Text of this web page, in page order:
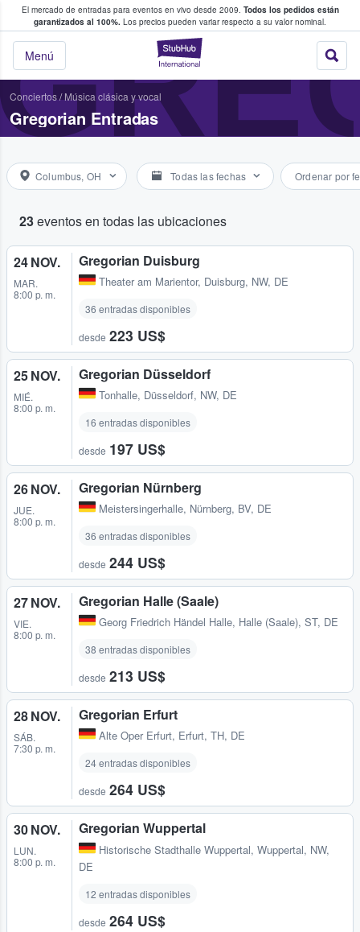
El mercado de entradas para eventos en vivo desde 2009. Todos los pedidos están
garantizados al 100%. Los precios pueden variar respecto a su valor nominal.
StubHub:
Menú
y venta de entradas entre fans
Conciertos/ Música clásica y vocal
Gregorian Entradas
Columbus, OH Todas las fechas Ordenar por
23eventos en todas las ubicaciones
24 NOV.
MAR.
8:00 p. m.
Gregorian Duisburg
Theater am Marientor, Duisburg, NW, DE
36 entradas disponibles
desde 223 US$
25 NOV.
MIÉ.
8:00 p. m.
Gregorian Düsseldorf
Tonhalle, Düsseldorf, NW, DE
16 entradas disponibles
desde 197 US$
26 NOV.
JUE.
8:00 p. m.
Gregorian Nürnberg
Meistersingerhalle, Nürnberg, BV, DE
36 entradas disponibles
desde 244 US$
27 NOV.
VIE.
8:00 p. m.
Gregorian Halle (Saale)
Georg Friedrich Händel Halle, Halle (Saale), ST, DE
38 entradas disponibles
desde 213 US$
28 NOV.
SÁB.
7:30 p. m.
Gregorian Erfurt
Alte Oper Erfurt, Erfurt, TH, DE
24 entradas disponibles
desde 264 US$
30 NOV.
LUN.
8:00 p. m.
Gregorian Wuppertal
Historische Stadthalle Wuppertal, Wuppertal, NW,
DE
12 entradas disponibles
desde 264 US$